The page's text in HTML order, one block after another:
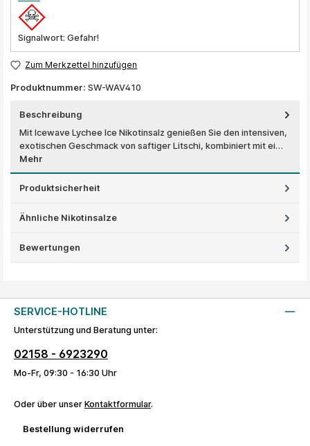
Signalwort: Gefahr!
Zum Merkzettel hinzufügen
Produktnummer: SW-WAV410
Beschreibung
Mit Icewave Lychee Ice Nikotinsalz genießen Sie den intensiven,
exotischen Geschmack von saftiger Litschi, kombiniert mit ei…
Mehr
Produktsicherheit
Ähnliche Nikotinsalze
Bewertungen
SERVICE-HOTLINE
Unterstützung und Beratung unter:
02158 - 6923290
Mo-Fr, 09:30 - 16:30 Uhr
Oder über unser Kontaktformular.
Bestellung widerrufen